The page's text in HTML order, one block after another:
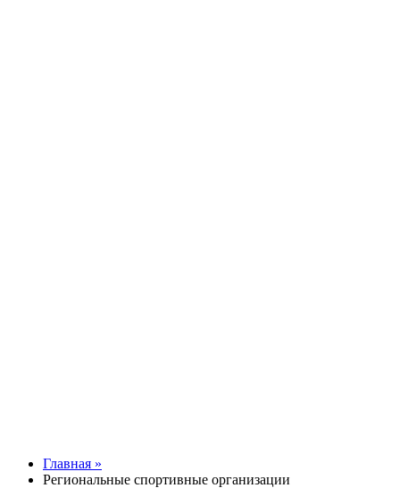
Главная »
Региональные спортивные организации